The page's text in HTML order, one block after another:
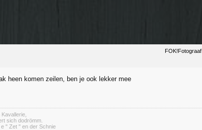
FOK!Fotograaf
heen komen zeilen, ben je ook lekker mee
sich dodrömm.
" Zet " en der Schnie